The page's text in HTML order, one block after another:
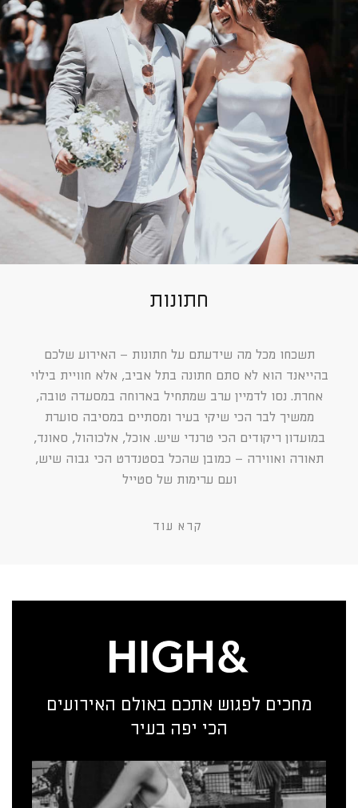
חתונות
תשכחו מכל מה שידעתם על חתונות – האירוע שלכם
בהייאנד הוא לא סתם חתונה בתל אביב, אלא חוויית בילוי
אחרת. נסו לדמיין ערב שמתחיל בארוחה במסעדה טובה,
ממשיך לבר הכי שיקי בעיר ומסתיים במסיבה סוערת
במועדון ריקודים הכי טרנדי שיש. אוכל, אלכוהול, סאונד,
תאורה ואווירה – כמובן שהכל בסטנדרט הכי גבוה שיש,
ועם ערימות של סטייל
קרא עוד
מחכים לפגוש אתכם באולם האירועים
הכי יפה בעיר